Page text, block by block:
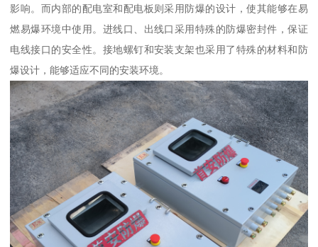
影响。而内部的配电室和配电板则采用防爆的设计，使其能够在易
燃易爆环境中使用。进线口、出线口采用特殊的防爆密封件，保证
电线接口的安全性。接地螺钉和安装支架也采用了特殊的材料和防
爆设计，能够适应不同的安装环境。